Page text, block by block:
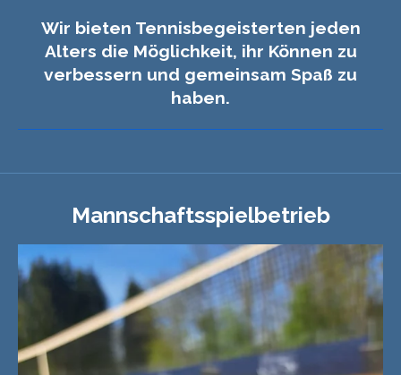
Wir bieten Tennisbegeisterten jeden
Alters die Möglichkeit, ihr Können zu
verbessern und gemeinsam Spaß zu
haben.
Mannschaftsspielbetrieb